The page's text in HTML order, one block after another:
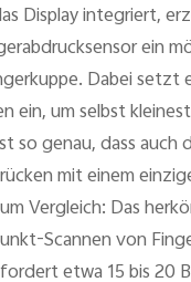
Display integriert,
ein
Dabei setzt
ein, um selbst
so genau, dass auch
mit einem
Vergleich: Das
Scannen von
etwa 15 bis 20